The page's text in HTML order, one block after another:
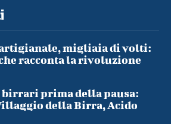
migliaia di volti:
racconta la rivoluzione
prima della pausa:
della Birra, Acido